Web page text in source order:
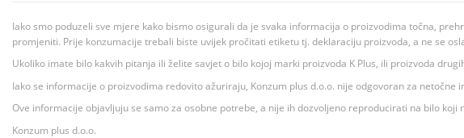
Iako smo poduzeli sve mjere kako bismo osigurali da je svaka informacija o proizvodima točna,
promjeniti. Prije konzumacije trebali biste uvijek pročitati etiketu tj. deklaraciju proizvoda, a ne se
Ukoliko imate bilo kakvih pitanja ili želite savjet o bilo kojoj marki proizvoda K Plus, ili proizvoda
Iako se informacije o proizvodima redovito ažuriraju, Konzum plus d.o.o. nije odgovoran za netočne
Ove informacije objavljuju se samo za osobne potrebe, a nije ih dozvoljeno reproducirati na bilo
Konzum plus d.o.o.